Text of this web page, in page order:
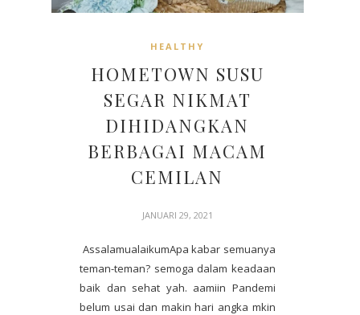
HEALTHY
HOMETOWN SUSU
SEGAR NIKMAT
DIHIDANGKAN
BERBAGAI MACAM
CEMILAN
JANUARI 29, 2021
AssalamualaikumApa kabar semuanya
teman-teman? semoga dalam keadaan
baik dan sehat yah. aamiin Pandemi
belum usai dan makin hari angka mkin